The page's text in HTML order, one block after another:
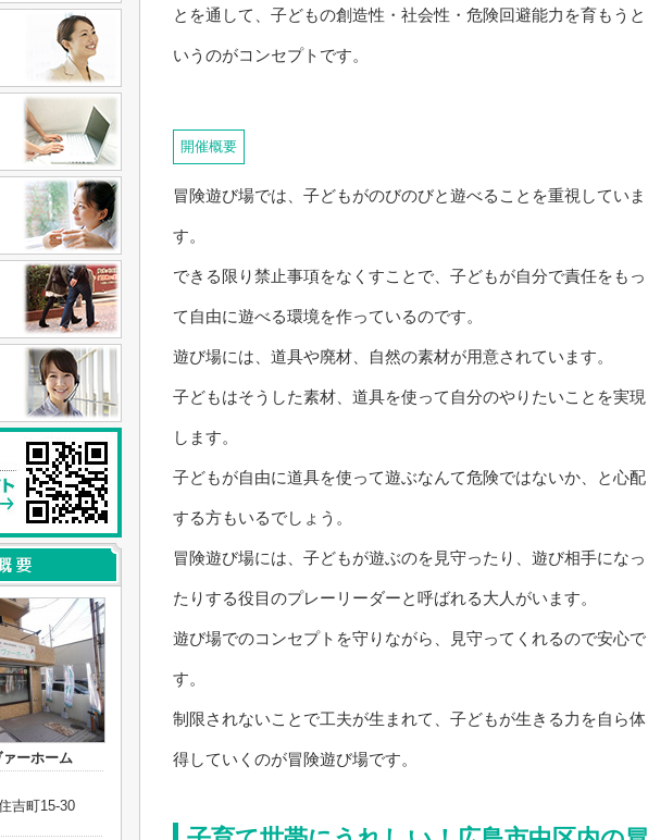
とを通して、子どもの創造性・社会性・危険回避能力を育もうと
いうのがコンセプトです。
開催概要
冒険遊び場では、子どもがのびのびと遊べることを重視していま
す。
できる限り禁止事項をなくすことで、子どもが自分で責任をもっ
て自由に遊べる環境を作っているのです。
遊び場には、道具や廃材、自然の素材が用意されています。
子どもはそうした素材、道具を使って自分のやりたいことを実現
します。
子どもが自由に道具を使って遊ぶなんて危険ではないか、と心配
する方もいるでしょう。
冒険遊び場には、子どもが遊ぶのを見守ったり、遊び相手になっ
たりする役目のプレーリーダーと呼ばれる大人がいます。
遊び場でのコンセプトを守りながら、見守ってくれるので安心で
す。
制限されないことで工夫が生まれて、子どもが生きる力を自ら体
得していくのが冒険遊び場です。
ーホーム
吉町15-30